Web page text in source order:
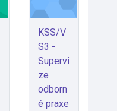
KSS/V
S3 -
Supervi
ze
odborn
é praxe